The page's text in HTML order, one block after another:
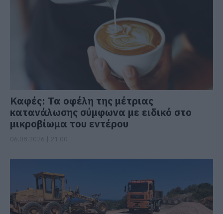
Καφές: Τα οφέλη της μέτριας
κατανάλωσης σύμφωνα με ειδικό στο
μικροβίωμα του εντέρου